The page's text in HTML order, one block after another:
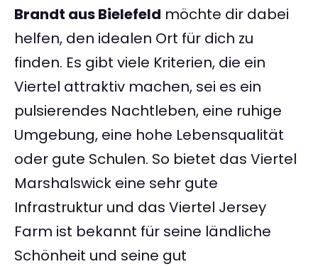
Brandt aus Bielefeld möchte dir dabei
helfen, den idealen Ort für dich zu
finden. Es gibt viele Kriterien, die ein
Viertel attraktiv machen, sei es ein
pulsierendes Nachtleben, eine ruhige
Umgebung, eine hohe Lebensqualität
oder gute Schulen. So bietet das Viertel
Marshalswick eine sehr gute
Infrastruktur und das Viertel Jersey
Farm ist bekannt für seine ländliche
Schönheit und seine gut